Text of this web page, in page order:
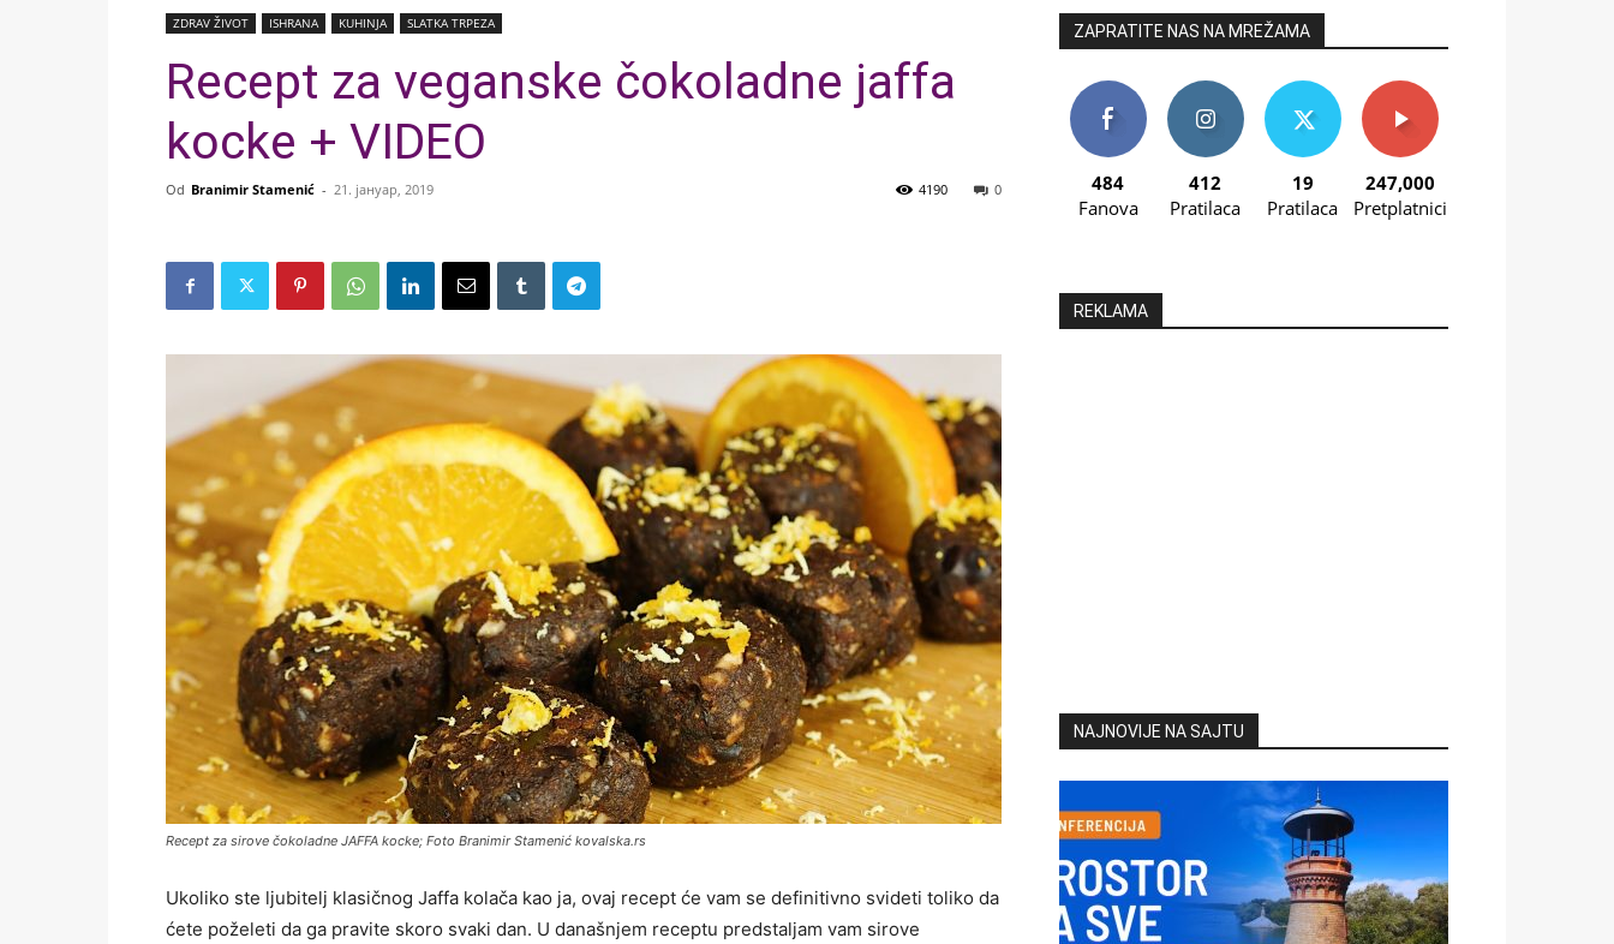
ZDRAV ŽIVOT ISHRANA KUHINJA SLATKA TRPEZA
Recept za veganske čokoladne jaffa
kocke + VIDEO
Od Branimir Stamenić - 21. јануар, 2019 0
4190
Recept za sirove čokoladne JAFFA kocke; Foto Branimir Stamenić kovalska.rs
Ukoliko ste ljubitelj klasičnog Jaffa kolača kao ja, ovaj recept će vam se definitivno svideti toliko da
ćete poželeti da ga pravite skoro svaki dan. U današnjem receptu predstaljam vam sirove
ZAPRATITE NAS NA MREŽAMA
484
Fanova
412
Pratilaca
19
Pratilaca
247,000
Pretplatnici
REKLAMA
NAJNOVIJE NA SAJTU